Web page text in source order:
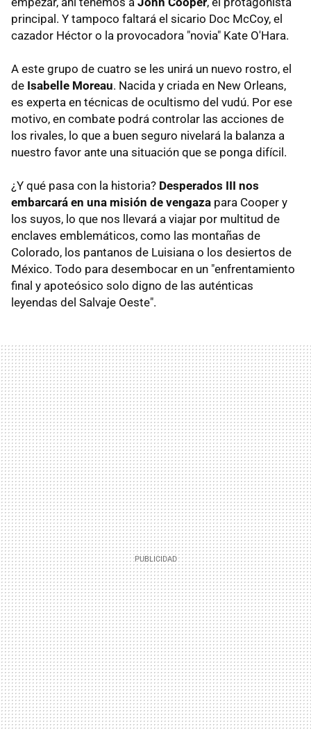
principal. Y tampoco faltará el sicario Doc McCoy, el
cazador Héctor o la provocadora "novia" Kate O'Hara.
A este grupo de cuatro se les unirá un nuevo rostro, el
de Isabelle Moreau. Nacida y criada en New Orleans,
es experta en técnicas de ocultismo del vudú. Por ese
motivo, en combate podrá controlar las acciones de
los rivales, lo que a buen seguro nivelará la balanza a
nuestro favor ante una situación que se ponga difícil.
¿Y qué pasa con la historia? Desperados III nos
embarcará en una misión de vengaza para Cooper y
los suyos, lo que nos llevará a viajar por multitud de
enclaves emblemáticos, como las montañas de
Colorado, los pantanos de Luisiana o los desiertos de
México. Todo para desembocar en un "enfrentamiento
final y apoteósico solo digno de las auténticas
leyendas del Salvaje Oeste".